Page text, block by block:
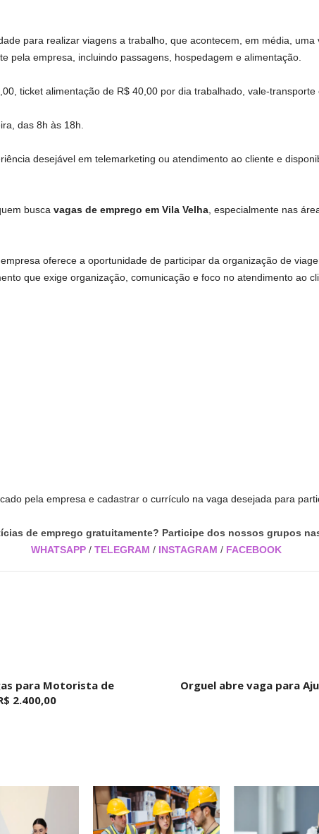
para realizar viagens a trabalho, que acontecem, em média, uma
pela empresa, incluindo passagens, hospedagem e alimentação.
ticket alimentação de R$ 40,00 por dia trabalhado, vale-transporte
das 8h às 18h.
desejável em telemarketing ou atendimento ao cliente e
busca vagas de emprego em Vila Velha, especialmente nas
oferece a oportunidade de participar da organização de
que exige organização, comunicação e foco no atendimento ao
pela empresa e cadastrar o currículo na vaga desejada para
de emprego gratuitamente? Participe dos nossos grupos
WHATSAPP/ TELEGRAM / INSTAGRAM / FACEBOOK
para Motorista de
2.400,00
Orguel abre vaga para